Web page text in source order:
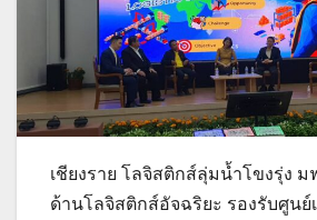
เชียงราย โลจิสติกส์ลุ่มน้ำโขงรุ่ง ม
ด้านโลจิสติกส์อัจฉริยะ รองรับศูนย์